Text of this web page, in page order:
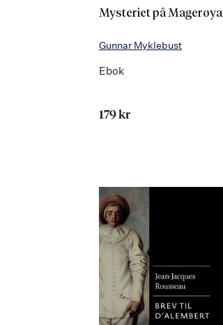
Mysteriet på Magerøya
Gunnar Myklebust
Ebok
179 kr